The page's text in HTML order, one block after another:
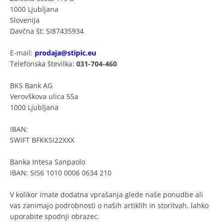
1000 Ljubljana
Slovenija
Davčna št: SI87435934
E-mail: prodaja@stipic.eu
Telefonska številka: 031-704-460
BKS Bank AG
Verovškova ulica 55a
1000 Ljubljana
IBAN:
SWIFT BFKKSI22XXX
Banka Intesa Sanpaolo
IBAN: SI56 1010 0006 0634 210
V kolikor imate dodatna vprašanja glede naše ponudbe ali
vas zanimajo podrobnosti o naših artiklih in storitvah, lahko
uporabite spodnji obrazec.